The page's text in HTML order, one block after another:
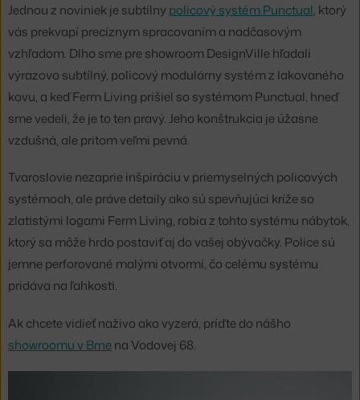
Jednou z noviniek je subtílny policový systém Punctual, ktorý
vás prekvapí precíznym spracovaním a nadčasovým
vzhľadom. Dlho sme pre showroom DesignVille hľadali
výrazovo subtílný, policový modulárny systém z lakovaného
kovu, a keď Ferm Living prišiel so systémom Punctual, hneď
sme vedeli, že je to ten pravý. Jeho konštrukcia je úžasne
vzdušná, ale pritom veľmi pevná.
Tvaroslovie nezaprie inšpiráciu v priemyselných policových
systémoch, ale práve detaily ako sú spevňujúci kríže so
zlatistými logami Ferm Living, robia z tohto systému nábytok,
ktorý sa môže hrdo postaviť aj do vašej obývačky. Police sú
jemne perforované malými otvormi, čo celému systému
pridáva na ľahkosti.
Ak chcete vidieť naživo ako vyzerá, príďte do nášho
showroomu v Brnena Vodovej 68.